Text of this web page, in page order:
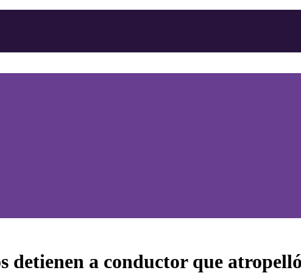
detienen a conductor que